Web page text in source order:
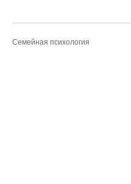
Семейная психология